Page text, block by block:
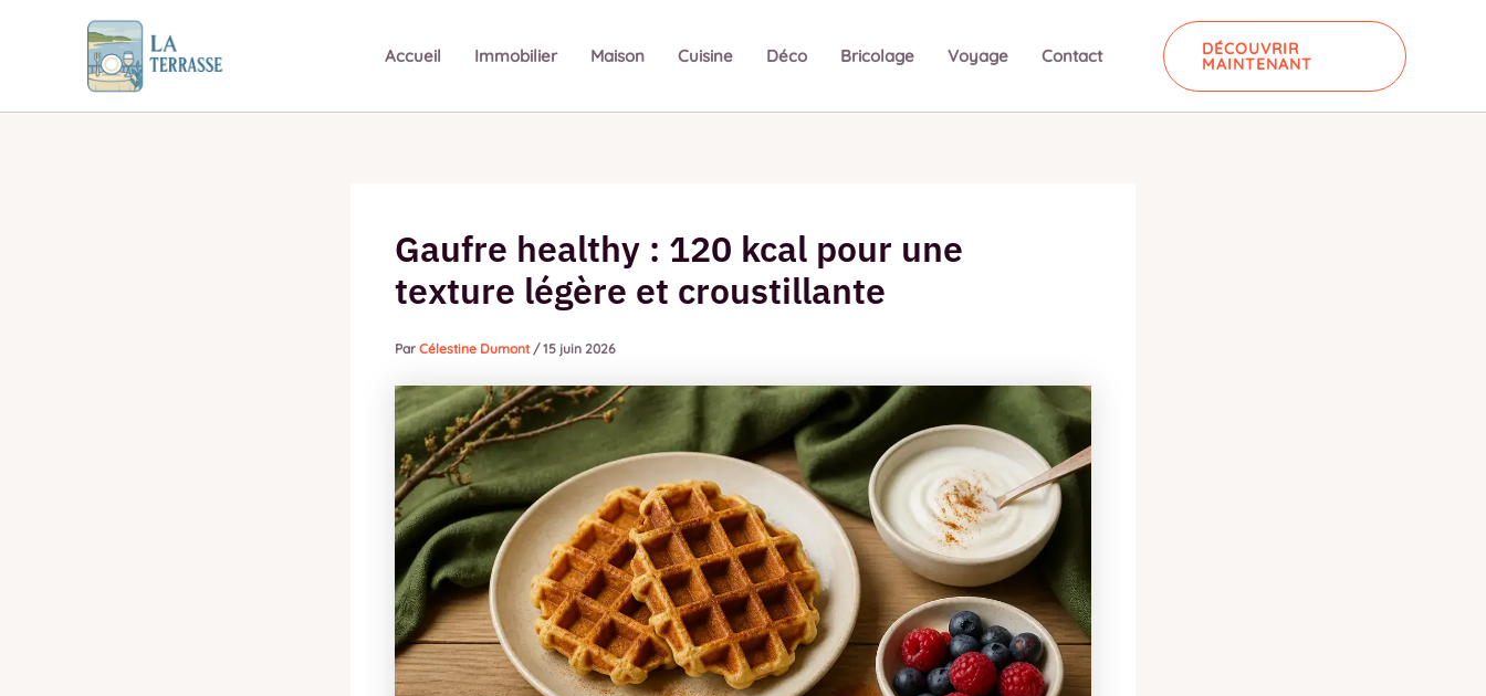
Accueil Immobilier Maison Cuisine Déco Bricolage Voyage Contact DÉCOUVRIR
MAINTENANT
Gaufre healthy : 120 kcal pour une
texture légère et croustillante
Par Célestine Dumont/15 juin 2026